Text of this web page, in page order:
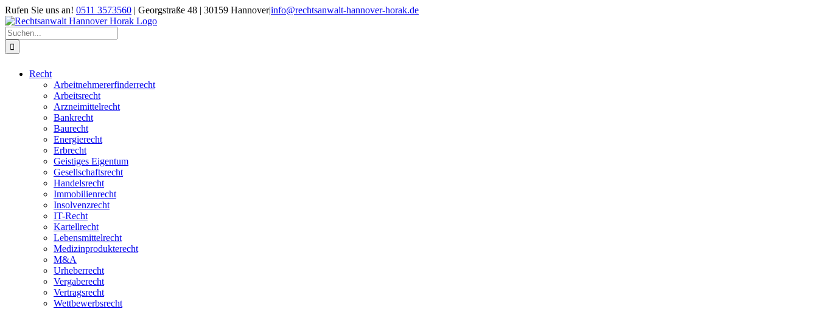
Zum
Inhalt
springen
Rufen Sie uns an! 0511 3573560 | Georgstraße 48 | 30159 Hannover|info@rechtsanwalt-hannover-horak.de
Suche
nach:
Recht
Arbeitnehmererfinderrecht
Arbeitsrecht
Arzneimittelrecht
Bankrecht
Baurecht
Energierecht
Erbrecht
Geistiges Eigentum
Gesellschaftsrecht
Handelsrecht
Immobilienrecht
Insolvenzrecht
IT-Recht
Kartellrecht
Lebensmittelrecht
Medizinprodukterecht
M&A
Urheberrecht
Vergaberecht
Vertragsrecht
Wettbewerbsrecht